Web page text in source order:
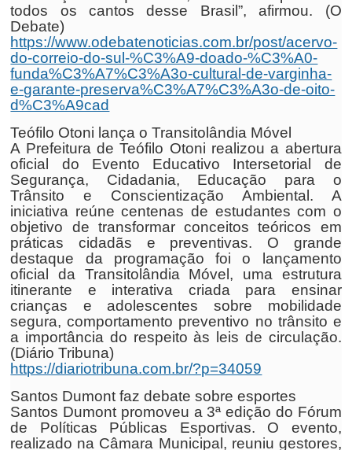
todos os cantos desse Brasil”, afirmou. (O
Debate)
https://www.odebatenoticias.com.br/post/acervo-
do-correio-do-sul-%C3%A9-doado-%C3%A0-
funda%C3%A7%C3%A3o-cultural-de-varginha-
e-garante-preserva%C3%A7%C3%A3o-de-oito-
d%C3%A9cad
Teófilo Otoni lança o Transitolândia Móvel
A Prefeitura de Teófilo Otoni realizou a abertura
oficial do Evento Educativo Intersetorial de
Segurança, Cidadania, Educação para o
Trânsito e Conscientização Ambiental. A
iniciativa reúne centenas de estudantes com o
objetivo de transformar conceitos teóricos em
práticas cidadãs e preventivas. O grande
destaque da programação foi o lançamento
oficial da Transitolândia Móvel, uma estrutura
itinerante e interativa criada para ensinar
crianças e adolescentes sobre mobilidade
segura, comportamento preventivo no trânsito e
a importância do respeito às leis de circulação.
(Diário Tribuna)
https://diariotribuna.com.br/?p=34059
Santos Dumont faz debate sobre esportes
Santos Dumont promoveu a 3ª edição do Fórum
de Políticas Públicas Esportivas. O evento,
realizado na Câmara Municipal, reuniu gestores,